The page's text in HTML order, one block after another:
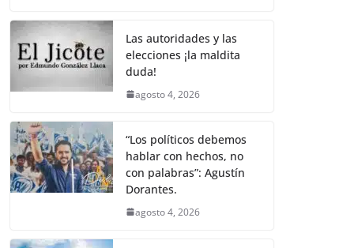
k
c
e
b
o
o
k
itt
er s
A
p
y
Li
n
gr
a
Las autoridades y las
elecciones ¡la maldita
duda!
agosto 4, 2026
“Los políticos debemos
hablar con hechos, no
con palabras”: Agustín
Dorantes.
agosto 4, 2026